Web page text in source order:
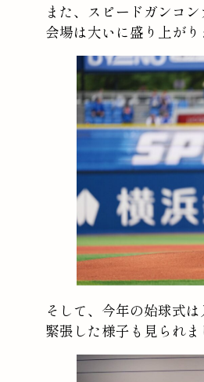
また、スピードガンコ
会場は大いに盛り上がり
そして、今年の始球式
緊張した様子も見られ